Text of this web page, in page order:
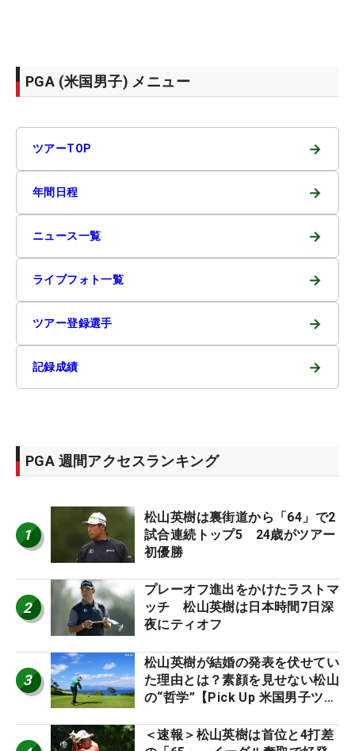
PGA (米国男子) メニュー
ツアーTOP →
年間日程 →
ニュース一覧 →
ライブフォト一覧 →
ツアー登録選手 →
記録成績 →
PGA 週間アクセスランキング
1
松山英樹は裏街道から「64」で2
試合連続トップ5 24歳がツアー
初優勝
2
プレーオフ進出をかけたラストマ
ッチ 松山英樹は日本時間7日深
夜にティオフ
3
松山英樹が結婚の発表を伏せてい
た理由とは？素顔を見せない松山
の“哲学”【Pick Up 米国男子ツア
＜速報＞松山英樹は首位と4打差